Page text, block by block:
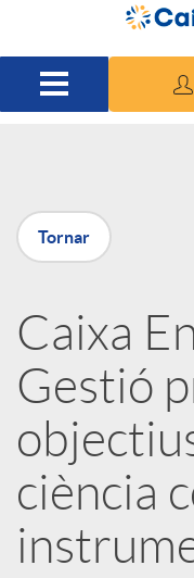
Salta al contingut
P
u
b
l
i
c
Tornar
Caixa
Gestió
ciència